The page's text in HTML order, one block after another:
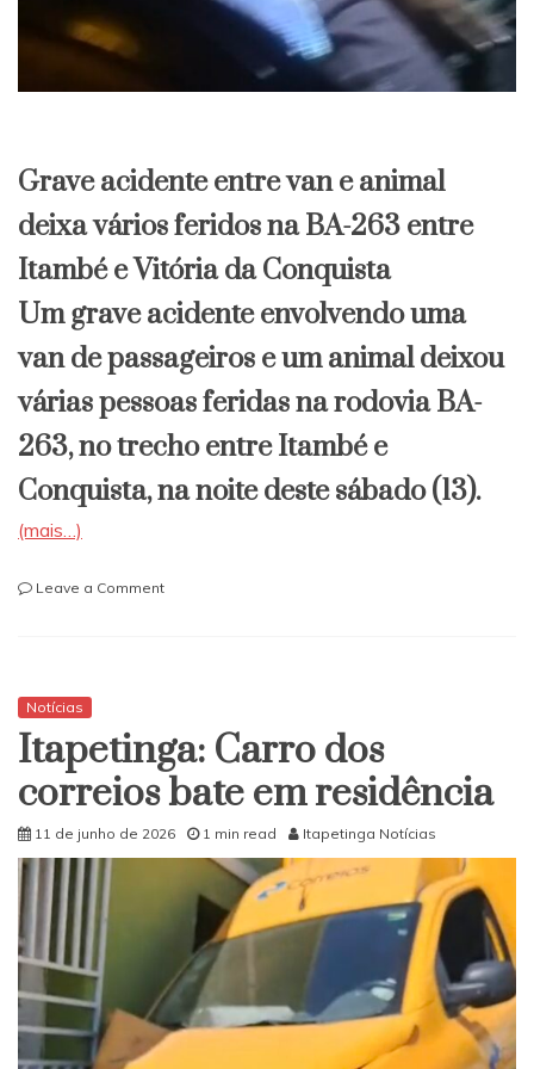
Grave acidente entre van e animal
deixa vários feridos na BA-263 entre
Itambé e Vitória da Conquista
​Um grave acidente envolvendo uma
van de passageiros e um animal deixou
várias pessoas feridas na rodovia BA-
263, no trecho entre Itambé e
Conquista, na noite deste sábado (13).
(mais…)
Leave a Commenton
feridos
entre
Itambé
Notícias
Itapetinga: Carro dos
correios bate em residência
11 de junho de 2026 1 min read Itapetinga Notícias